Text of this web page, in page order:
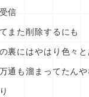
信
また削除するにも
裏にはやはり色々
通も溜まってたん